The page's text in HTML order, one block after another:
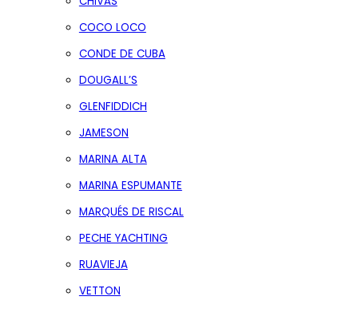
COCO LOCO
CONDE DE CUBA
DOUGALL’S
GLENFIDDICH
JAMESON
MARINA ALTA
MARINA ESPUMANTE
MARQUÉS DE RISCAL
PECHE YACHTING
RUAVIEJA
VETTON